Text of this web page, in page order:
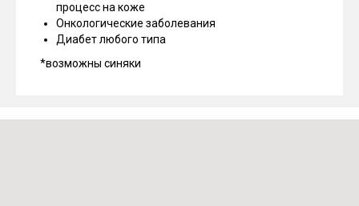
процесс на коже
Онкологические заболевания
Диабет любого типа‌
*возможны синяки